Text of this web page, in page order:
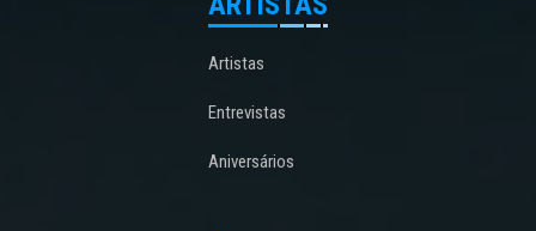
Artistas
Entrevistas
Aniversários